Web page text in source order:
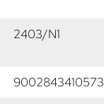
2403/N1
9002843410573